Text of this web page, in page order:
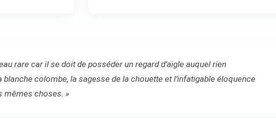
rare car il se doit de posséder un regard d’aigle auquel rien
blanche colombe, la sagesse de la chouette et l’infatigable éloquence
mêmes choses. »